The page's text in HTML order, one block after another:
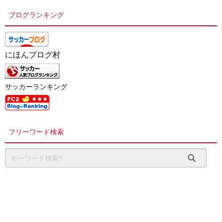
ブログランキング
にほんブログ村
サッカーランキング
フリーワード検索